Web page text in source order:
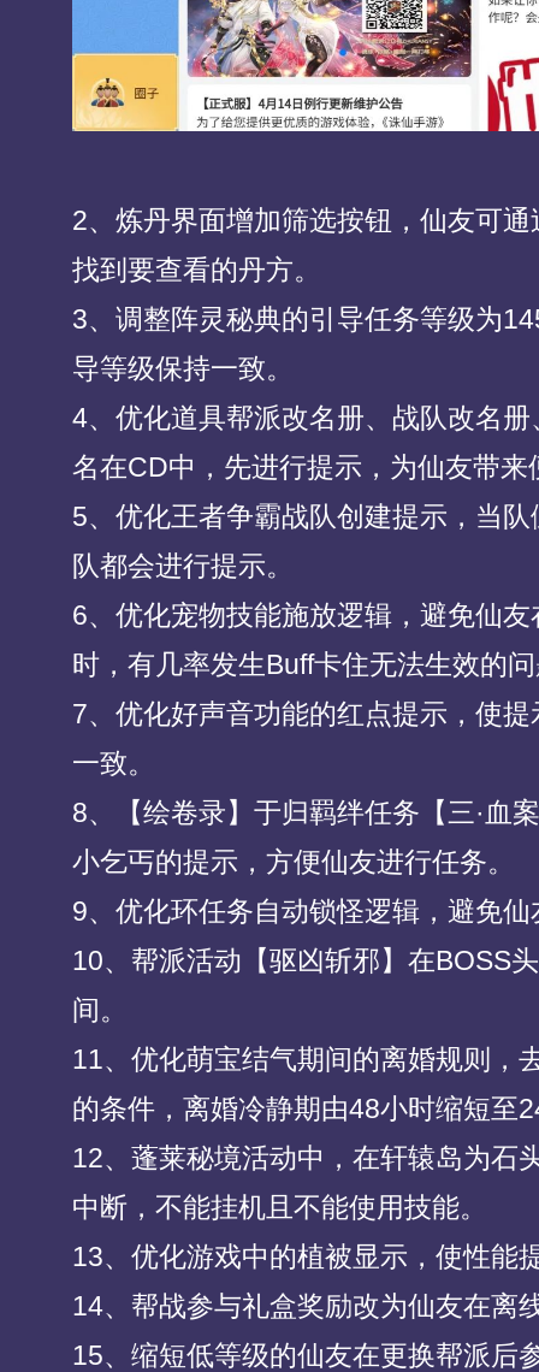
2、炼丹界面增加筛选按钮，仙友可
找到要查看的丹方。
3、调整阵灵秘典的引导任务等级为
导等级保持一致。
4、优化道具帮派改名册、战队改名
名在CD中，先进行提示，为仙友带来
5、优化王者争霸战队创建提示，当
队都会进行提示。
6、优化宠物技能施放逻辑，避免仙
时，有几率发生Buff卡住无法生效的
7、优化好声音功能的红点提示，使
一致。
8、【绘卷录】于归羁绊任务【三·血
小乞丐的提示，方便仙友进行任务。
9、优化环任务自动锁怪逻辑，避免
10、帮派活动【驱凶斩邪】在BOSS
间。
11、优化萌宝结气期间的离婚规则，
的条件，离婚冷静期由48小时缩短至
12、蓬莱秘境活动中，在轩辕岛为石
中断，不能挂机且不能使用技能。
13、优化游戏中的植被显示，使性能
14、帮战参与礼盒奖励改为仙友在离
15、缩短低等级的仙友在更换帮派后